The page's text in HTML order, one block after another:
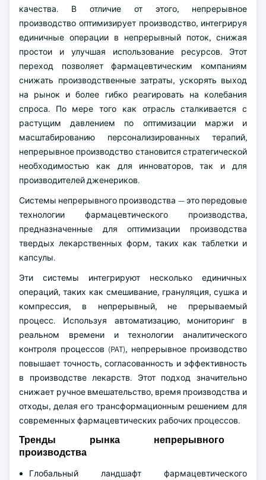
качества. В отличие от этого, непрерывное
производство оптимизирует производство, интегрируя
единичные операции в непрерывный поток, снижая
простои и улучшая использование ресурсов. Этот
переход позволяет фармацевтическим компаниям
снижать производственные затраты, ускорять выход
на рынок и более гибко реагировать на колебания
спроса. По мере того как отрасль сталкивается с
растущим давлением по оптимизации маржи и
масштабированию персонализированных терапий,
непрерывное производство становится стратегической
необходимостью как для инноваторов, так и для
производителей дженериков.
Системы непрерывного производства — это передовые
технологии фармацевтического производства,
предназначенные для оптимизации производства
твердых лекарственных форм, таких как таблетки и
капсулы.
Эти системы интегрируют несколько единичных
операций, таких как смешивание, грануляция, сушка и
компрессия, в непрерывный, не прерываемый
процесс. Используя автоматизацию, мониторинг в
реальном времени и технологии аналитического
контроля процессов (PAT), непрерывное производство
повышает точность, согласованность и эффективность
в производстве лекарств. Этот подход значительно
снижает ручное вмешательство, время производства и
отходы, делая его трансформационным решением для
современных фармацевтических рабочих процессов.
Тренды рынка непрерывного
производства
Глобальный ландшафт фармацевтического